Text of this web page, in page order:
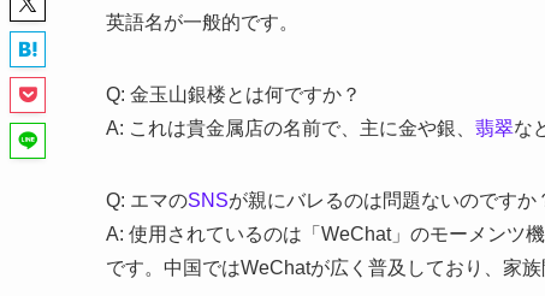
英語名が一般的です。
Q: 金玉山銀楼とは何ですか？
A: これは貴金属店の名前で、主に金や銀、 翡翠な
Q: エマのSNSが親にバレるのは問題ないのですか
A: 使用されているのは「WeChat」のモーメンツ
です。中国ではWeChatが広く普及しており、家族